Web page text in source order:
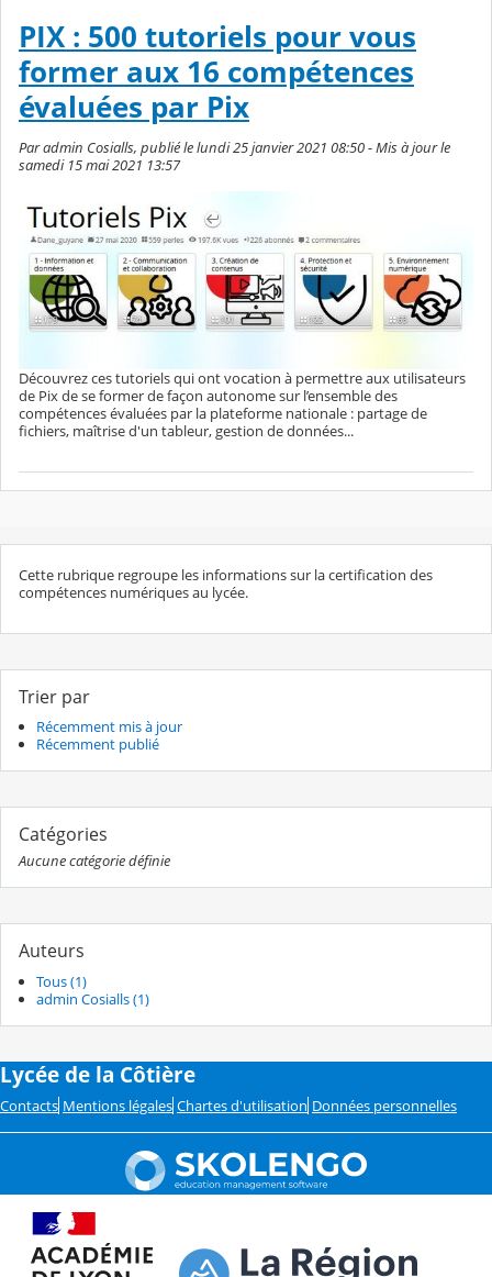
PIX : 500 tutoriels pour vous
former aux 16 compétences
évaluées par Pix
Par admin Cosialls, publié le lundi 25 janvier 2021 08:50 - Mis à jour le
samedi 15 mai 2021 13:57
Découvrez ces tutoriels qui ont vocation à permettre aux utilisateurs
de Pix de se former de façon autonome sur l’ensemble des
compétences évaluées par la plateforme nationale : partage de
fichiers, maîtrise d'un tableur, gestion de données...
Cette rubrique regroupe les informations sur la certification des
compétences numériques au lycée.
Trier par
Récemment mis à jour
Récemment publié
Catégories
Aucune catégorie définie
Auteurs
Tous (1)
admin Cosialls (1)
Lycée de la Côtière
Contacts Mentions légales Chartes d'utilisation Données personnelles